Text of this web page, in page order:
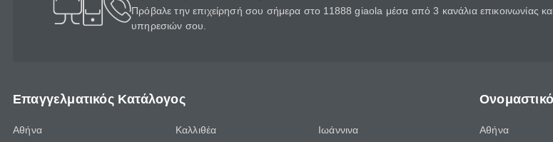
Πρόβαλε την επιχείρησή σου σήμερα στο 11888 giaola μέσα από 3 κανάλια επικοινωνίας
υπηρεσιών σου.
Επαγγελματικός Κατάλογος
Αθήνα Καλλιθέα Ιωάννινα Αθήνα